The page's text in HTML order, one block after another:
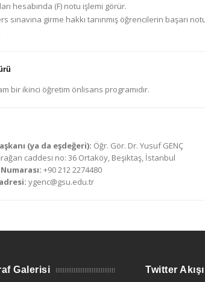
hesabında (F) notu işlemi görür.
sınavına girme hakkı tanınmış öğrencilerin başarı
bir ikinci öğretim önlisans programıdır.
(ya da eşdeğeri): Öğr. Gör. Dr. Yusuf GENÇ
caddesi no: 36 Ortaköy, Beşiktaş, İstanbul
+90 212 2274480
ygenc@gsu.edu.tr
Galerisi Twitter Akışı